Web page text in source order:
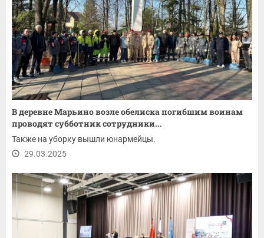
В деревне Марьино возле обелиска погибшим воинам
проводят субботник сотрудники...
Также на уборку вышли юнармейцы.
29.03.2025